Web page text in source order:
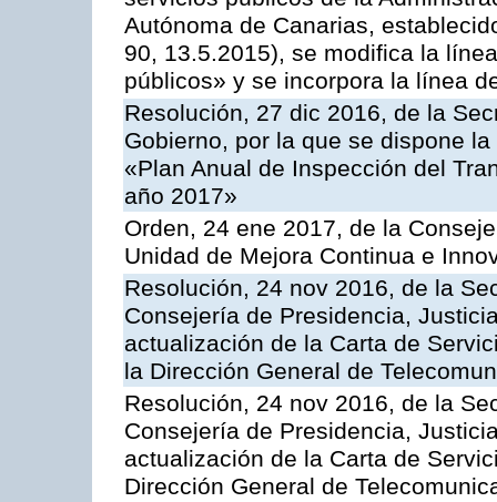
Autónoma de Canarias,
90, 13.5.2015), se modifica la
públicos» y se incorpora la línea
Resolución, 27 dic 2016, de la
Gobierno, por la que se dispone
«Plan Anual de Inspección del
año 2017»
Orden, 24 ene 2017, de la
Unidad de Mejora Continua e
Resolución, 24 nov 2016, de la
Consejería de Presidencia,
actualización de la Carta de
la Dirección General de
Resolución, 24 nov 2016, de la
Consejería de Presidencia,
actualización de la Carta de
Dirección General de